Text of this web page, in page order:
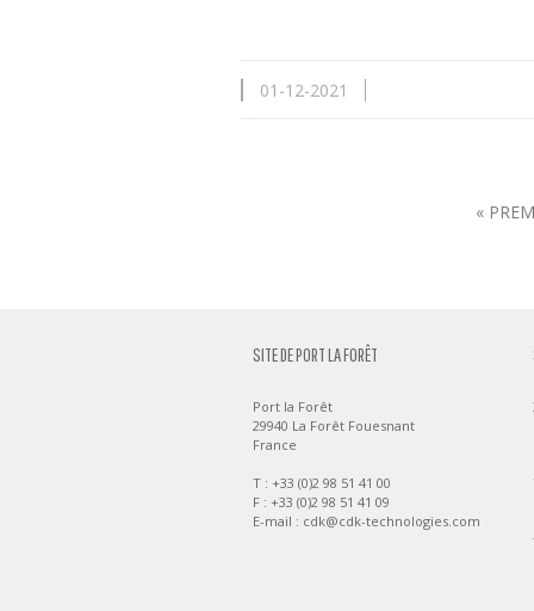
01-12-2021
«
SITE DE PORT LA FORÊT
Port la Forêt
29940 La Forêt Fouesnant
France
T : +33 (0)2 98 51 41 00
F : +33 (0)2 98 51 41 09
E-mail : cdk@cdk-technologies.com